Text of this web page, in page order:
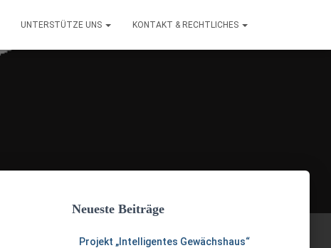
UNTERSTÜTZE UNS KONTAKT & RECHTLICHES
Neueste Beiträge
Projekt „Intelligentes Gewächshaus“